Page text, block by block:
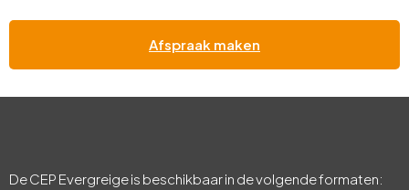
Afspraak maken
De CEP Evergreige is beschikbaar in de volgende formaten: